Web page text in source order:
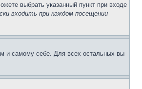
выбрать указанный пункт при входе
входить при каждом посещении
и самому себе. Для всех остальных вы